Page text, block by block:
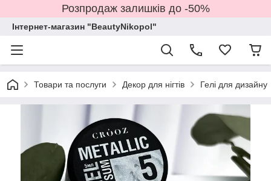
Розпродаж залишків до -50%
Інтернет-магазин "BeautyNikopol"
Товари та послуги Декор для нігтів Гелі для дизайну